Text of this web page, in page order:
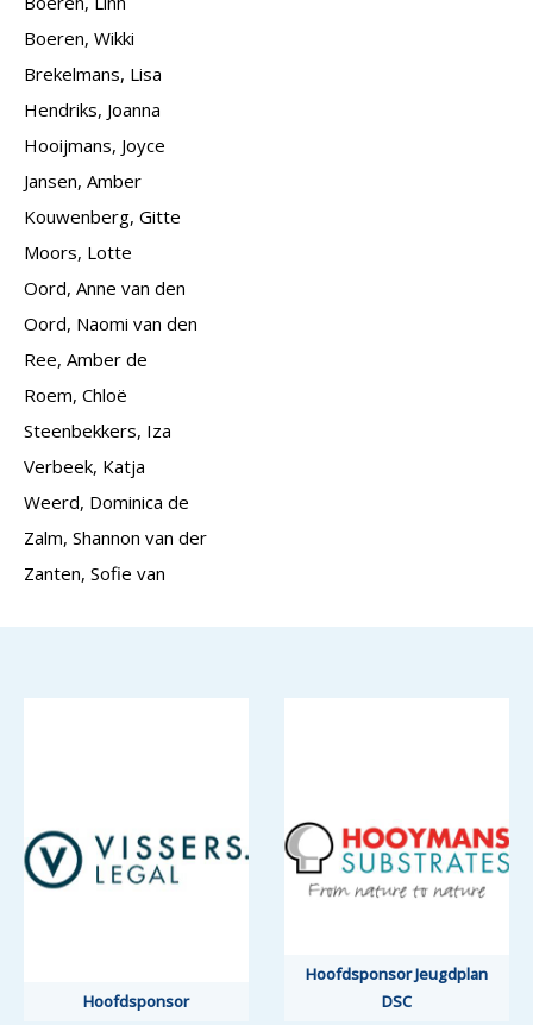
Boeren, Wikki
Brekelmans, Lisa
Hendriks, Joanna
Hooijmans, Joyce
Jansen, Amber
Kouwenberg, Gitte
Moors, Lotte
Oord, Anne van den
Oord, Naomi van den
Ree, Amber de
Roem, Chloë
Steenbekkers, Iza
Verbeek, Katja
Weerd, Dominica de
Zalm, Shannon van der
Zanten, Sofie van
Hoofdsponsor
Hoofdsponsor
Hoofdsponsor Jeugdplan
DSC
Hoofdsponsor Jeugdplan
DSC